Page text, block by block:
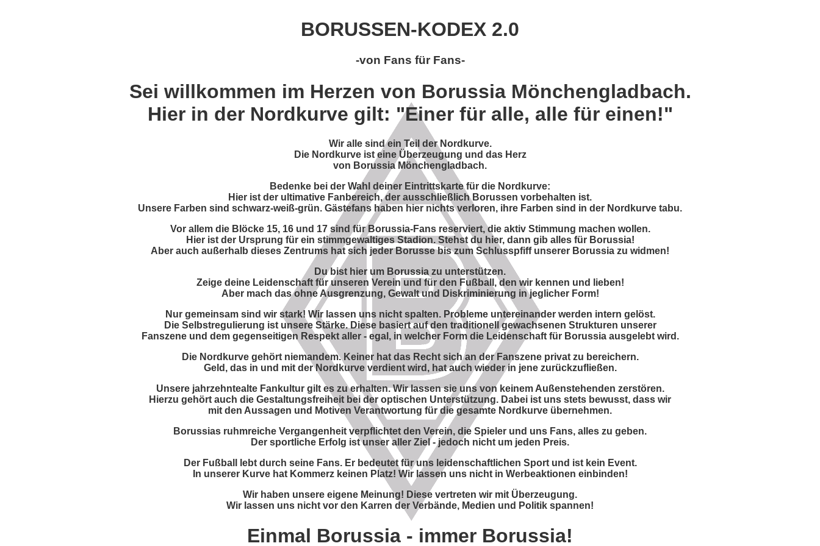
BORUSSEN-KODEX 2.0
-von Fans für Fans-
Sei willkommen im Herzen von Borussia Mönchengladbach.
Hier in der Nordkurve gilt: "Einer für alle, alle für einen!"
Wir alle sind ein Teil der Nordkurve.
Die Nordkurve ist eine Überzeugung und das Herz
von Borussia Mönchengladbach.
Bedenke bei der Wahl deiner Eintrittskarte für die Nordkurve:
Hier ist der ultimative Fanbereich, der ausschließlich Borussen vorbehalten ist.
Unsere Farben sind schwarz-weiß-grün. Gästefans haben hier nichts verloren, ihre Farben sind in der Nordkurve tabu.
Vor allem die Blöcke 15, 16 und 17 sind für Borussia-Fans reserviert, die aktiv Stimmung machen wollen.
Hier ist der Ursprung für ein stimmgewaltiges Stadion. Stehst du hier, dann gib alles für Borussia!
Aber auch außerhalb dieses Zentrums hat sich jeder Borusse bis zum Schlusspfiff unserer Borussia zu widmen!
Du bist hier um Borussia zu unterstützen.
Zeige deine Leidenschaft für unseren Verein und für den Fußball, den wir kennen und lieben!
Aber mach das ohne Ausgrenzung, Gewalt und Diskriminierung in jeglicher Form!
Nur gemeinsam sind wir stark! Wir lassen uns nicht spalten. Probleme untereinander werden intern gelöst.
Die Selbstregulierung ist unsere Stärke. Diese basiert auf den traditionell gewachsenen Strukturen unserer
Fanszene und dem gegenseitigen Respekt aller - egal, in welcher Form die Leidenschaft für Borussia ausgelebt wird.
Die Nordkurve gehört niemandem. Keiner hat das Recht sich an der Fanszene privat zu bereichern.
Geld, das in und mit der Nordkurve verdient wird, hat auch wieder in jene zurückzufließen.
Unsere jahrzehntealte Fankultur gilt es zu erhalten. Wir lassen sie uns von keinem Außenstehenden zerstören.
Hierzu gehört auch die Gestaltungsfreiheit bei der optischen Unterstützung. Dabei ist uns stets bewusst, dass wir
mit den Aussagen und Motiven Verantwortung für die gesamte Nordkurve übernehmen.
Borussias ruhmreiche Vergangenheit verpflichtet den Verein, die Spieler und uns Fans, alles zu geben.
Der sportliche Erfolg ist unser aller Ziel - jedoch nicht um jeden Preis.
Der Fußball lebt durch seine Fans. Er bedeutet für uns leidenschaftlichen Sport und ist kein Event.
In unserer Kurve hat Kommerz keinen Platz! Wir lassen uns nicht in Werbeaktionen einbinden!
Wir haben unsere eigene Meinung! Diese vertreten wir mit Überzeugung.
Wir lassen uns nicht vor den Karren der Verbände, Medien und Politik spannen!
Einmal Borussia - immer Borussia!